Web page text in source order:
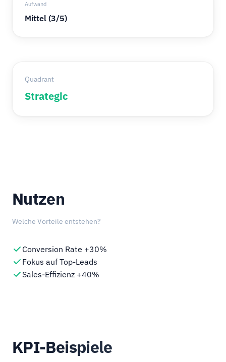
Aufwand
Mittel (3/5)
Quadrant
Strategic
Nutzen
Welche Vorteile entstehen?
Conversion Rate +30%
Fokus auf Top-Leads
Sales-Effizienz +40%
KPI-Beispiele